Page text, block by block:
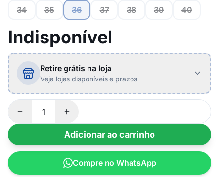
34 35 36 37 38 39 40
Indisponível
Retire grátis na loja
Veja lojas disponíveis e prazos
Adicionar ao carrinho
Compre no WhatsApp